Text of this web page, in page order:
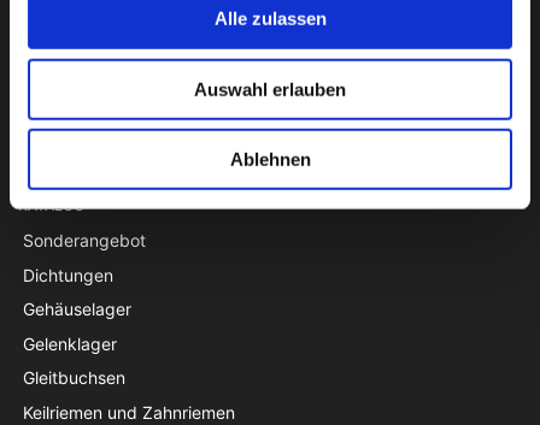
Alle zulassen
Auswahl erlauben
Ablehnen
Papegøjevej 7, DK-6270 Tønder
USt-IdNr. DK27216129
KATALOG
Sonderangebot
Dichtungen
Gehäuselager
Gelenklager
Gleitbuchsen
Keilriemen und Zahnriemen